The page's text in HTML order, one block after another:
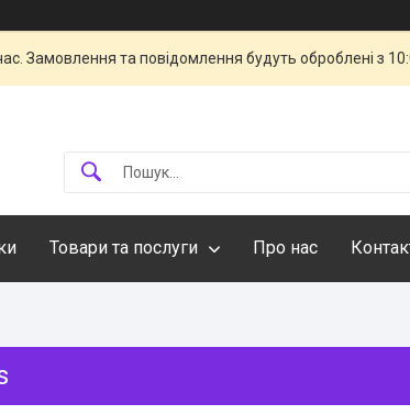
Замовлення та повідомлення будуть оброблені з
Товари та послуги Про нас